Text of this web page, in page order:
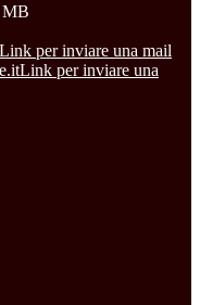
MB
Link per inviare una mail
Link per inviare una